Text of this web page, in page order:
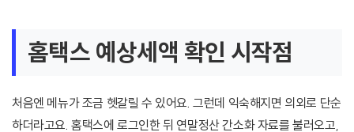
홈택스 예상세액 확인 시작점
처음엔 메뉴가 조금 헷갈릴 수 있어요. 그런데 익숙해지면 의외로 단순
하더라고요. 홈택스에 로그인한 뒤 연말정산 간소화 자료를 불러오고,